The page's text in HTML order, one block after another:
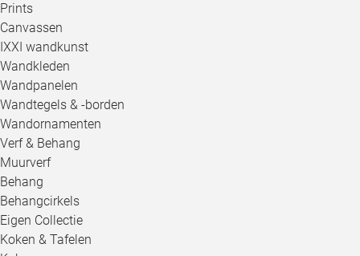
Prints
Canvassen
IXXI wandkunst
Wandkleden
Wandpanelen
Wandtegels & -borden
Wandornamenten
Verf & Behang
Muurverf
Behang
Behangcirkels
Eigen Collectie
Koken & Tafelen